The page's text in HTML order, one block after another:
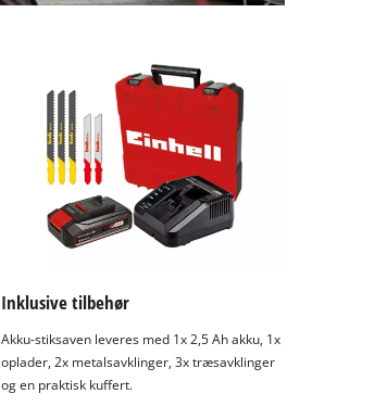
Inklusive tilbehør
Akku-stiksaven leveres med 1x 2,5 Ah akku, 1x
oplader, 2x metalsavklinger, 3x træsavklinger
og en praktisk kuffert.